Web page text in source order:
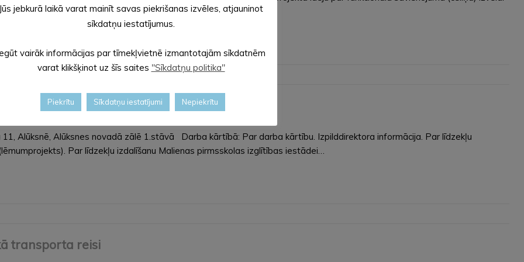
Šo projektu ar savu balsojumu atbalstījuši 265…
kārtība
11, Alūksnē, Alūksnes novadā zālē 1.stāvā Darba kārtībā: Par darba kārtību. Izpilddirektora informācija. Par līdzekļu
Par līdzekļu izdalīšanu Malienas pirmsskolas izglītības iestādei…
transporta reisi
Jūs jebkurā laikā varat mainīt savas piekrišanas izvēles, atjauninot
sīkdatņu iestatījumus.
vairāk informācijas par tīmekļvietnē izmantotajām sīkdatnēm
varat klikšķinot uz šīs saites "Sīkdatņu politika"
Piekrītu Sīkdatņu iestatījumi Nepiekrītu